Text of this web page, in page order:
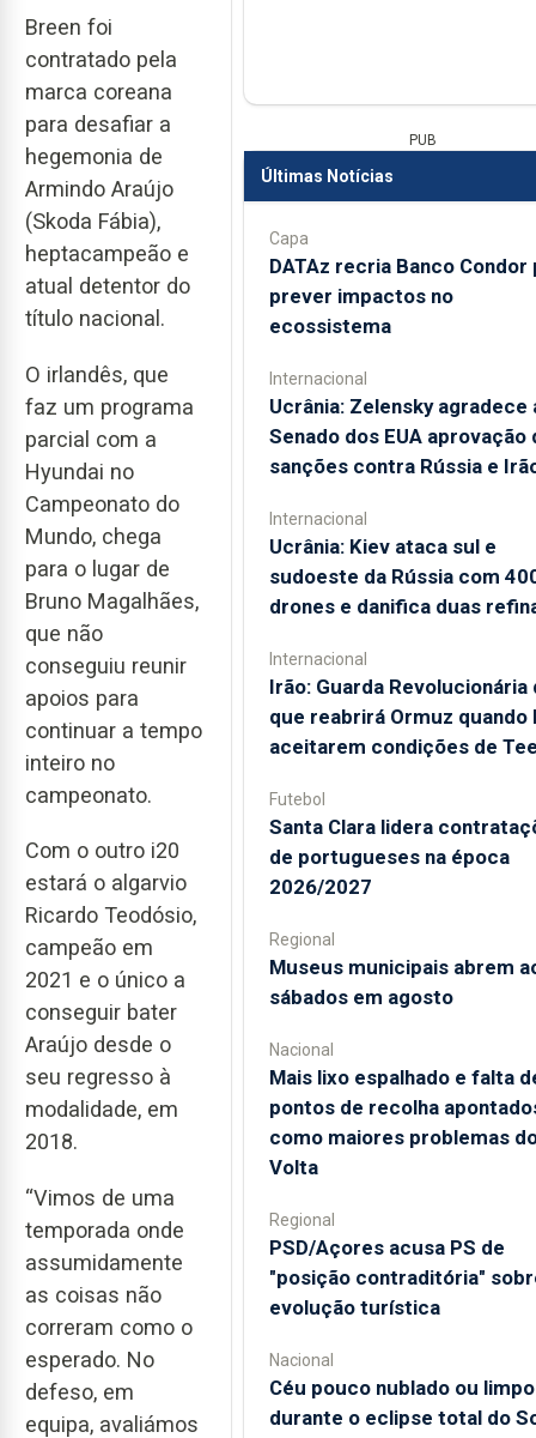
Breen foi
contratado pela
marca coreana
para desafiar a
hegemonia de
Armindo Araújo
(Skoda Fábia),
heptacampeão e
atual detentor do
título nacional.
O irlandês, que
faz um programa
parcial com a
Hyundai no
Campeonato do
Mundo, chega
para o lugar de
Bruno Magalhães,
que não
conseguiu reunir
apoios para
continuar a tempo
inteiro no
campeonato.
Com o outro i20
estará o algarvio
Ricardo Teodósio,
campeão em
2021 e o único a
conseguir bater
Araújo desde o
seu regresso à
modalidade, em
2018.
“Vimos de uma
temporada onde
assumidamente
as coisas não
correram como o
esperado. No
defeso, em
equipa, avaliámos
PUB
Últimas Notícias
Capa
DATAz recria Banco Condor
prever impactos no
ecossistema
Internacional
Ucrânia: Zelensky agradece
Senado dos EUA aprovação
sanções contra Rússia e
Internacional
Ucrânia: Kiev ataca sul e
sudoeste da Rússia com
drones e danifica duas
Internacional
Irão: Guarda Revolucionária
que reabrirá Ormuz quando
aceitarem condições de
Futebol
Santa Clara lidera
de portugueses na época
2026/2027
Regional
Museus municipais abrem
sábados em agosto
Nacional
Mais lixo espalhado e falta
pontos de recolha
como maiores problemas
Volta
Regional
PSD/Açores acusa PS de
"posição contraditória"
evolução turística
Nacional
Céu pouco nublado ou limpo
durante o eclipse total do